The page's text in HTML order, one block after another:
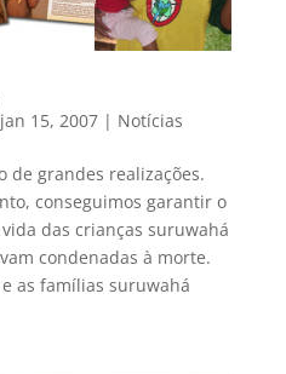
jan 15, 2007| Notícias
de grandes realizações.
conseguimos garantir o
das crianças suruwahá
condenadas à morte.
as famílias suruwahá